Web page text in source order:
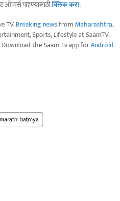
ऑफर्स पाहण्यासाठीक्लिक करा.
TV.Breaking newsfrom Maharashtra,
Sports, Lifestyle at SaamTV.
the Saam Tv app forAndroid
marathi batmya